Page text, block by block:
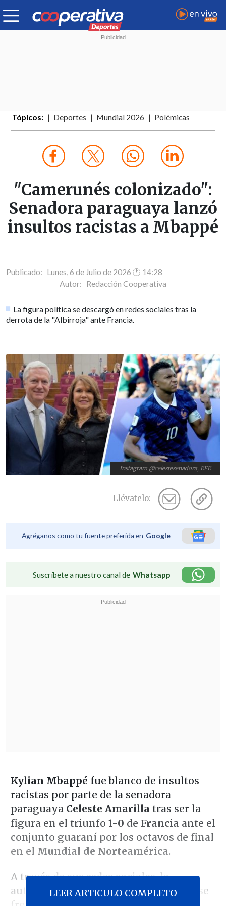
Tópicos: Deportes Mundial 2026 Polémicas
"Camerunés colonizado":
Senadora paraguaya lanzó
insultos racistas a Mbappé
Publicado: Lunes, 6 de Julio de 2026 🕐 14:28
Autor: Redacción Cooperativa
La figura política se descargó en redes sociales tras la
derrota de la "Albirroja" ante Francia.
Instagram @celestesenadora, EFE
Llévatelo:
Agréganos como tu fuente preferida en Google
Suscríbete a nuestro canal de Whatsapp
Kylian Mbappé fue blanco de insultos
racistas por parte de la senadora
paraguaya Celeste Amarilla tras ser la
figura en el triunfo 1-0 de Francia ante el
conjunto guaraní por los octavos de final
en el Mundial de Norteamérica.
A través de sus redes sociales, la
autoridad le lanzó insultos de toda clase
LEER ARTICULO COMPLETO